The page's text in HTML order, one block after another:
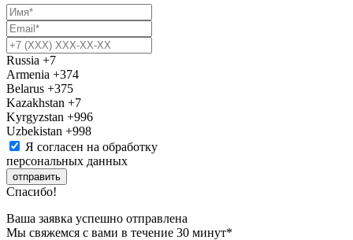
Russia +7
Armenia +374
Belarus +375
Kazakhstan +7
Kyrgyzstan +996
Uzbekistan +998
Я согласен на обработку
персональных данных
отправить
Спасибо!
Ваша заявка успешно отправлена
Мы свяжемся с вами в течение 30 минут*